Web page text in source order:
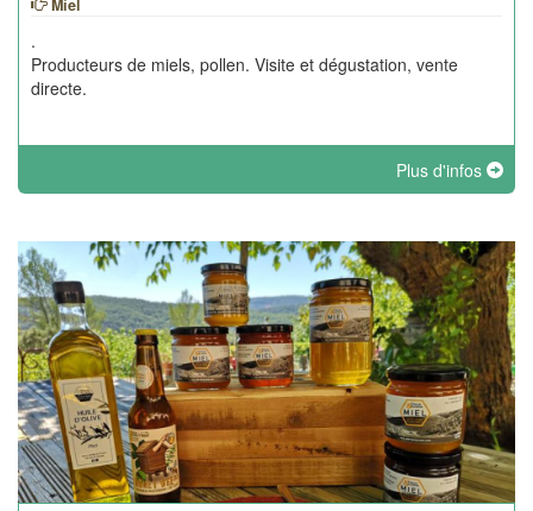
Miel
.
Producteurs de miels, pollen. Visite et dégustation, vente
directe.
Plus d'infos